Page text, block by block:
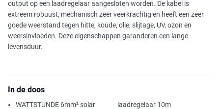
output op een laadregelaar aangesloten worden. De kabel is
extreem robuust, mechanisch zeer veerkrachtig en heeft een zeer
goede weerstand tegen hitte, koude, olie, slijtage, UV, ozon en
weersinvloeden. Deze eigenschappen garanderen een lange
levensduur.
In de doos
WATTSTUNDE 6mm² solar
laadregelaar 10m